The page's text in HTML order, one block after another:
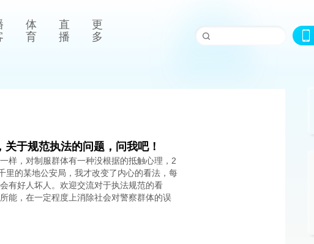
体
育
直
播
更
多
于规范执法的问题，问我吧！
样，对制服群体有一种没根据的抵触心理，2
里的某地公安局，我才改变了内心的看法，每
有好人坏人。欢迎交流对于执法规范的看
能，在一定程度上消除社会对警察群体的误